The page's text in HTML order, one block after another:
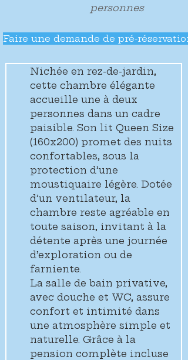
personnes
Faire une demande de pré-réservation
Nichée en rez-de-jardin,
cette chambre élégante
accueille une à deux
personnes dans un cadre
paisible. Son lit Queen Size
(160x200) promet des nuits
confortables, sous la
protection d’une
moustiquaire légère. Dotée
d’un ventilateur, la
chambre reste agréable en
toute saison, invitant à la
détente après une journée
d’exploration ou de
farniente.
La salle de bain privative,
avec douche et WC, assure
confort et intimité dans
une atmosphère simple et
naturelle. Grâce à la
pension complète incluse